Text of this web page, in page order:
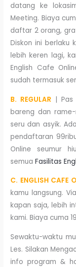
datang ke
Meeting. Biaya
daftar 2 orang,
Diskon ini berlaku
lebih keren lagi,
English Cafe
sudah termasuk
B. REGULAR |
bareng dan rame-
seru dan asyik.
pendaftaran
Online seumur
semuaFasilitas
C. ENGLISH CAFE
kamu langsung.
kapan saja, lebih
kami. Biaya cuma
Sewaktu-waktu
Les. Silakan
info program &